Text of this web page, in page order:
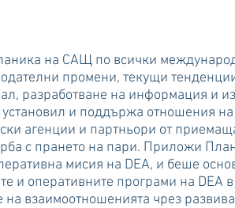
на САЩ по всички
промени, текущи
разработване на информация и
и поддържа отношения
агенции и партньори от
с прането на пари. Приложи
мисия на DEA, и беше
и оперативните програми на DEA
взаимоотношенията чрез